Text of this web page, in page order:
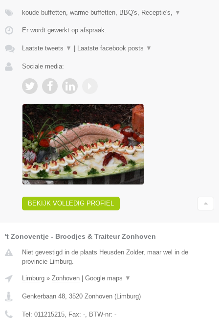
koude buffetten, warme buffetten, BBQ's, Receptie's, ▼
Er wordt gewerkt op afspraak.
Laatste tweets ▼ | Laatste facebook posts ▼
Sociale media:
BEKIJK VOLLEDIG PROFIEL
't Zonoventje - Broodjes & Traiteur Zonhoven
Niet gevestigd in de plaats Heusden Zolder, maar wel in de
provincie Limburg.
Limburg » Zonhoven Google maps ▼
Genkerbaan 48, 3520 Zonhoven (Limburg)
Tel: 011215215, Fax: -, BTW-nr: -